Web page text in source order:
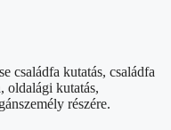
családfa kutatás, családfa
oldalági kutatás,
részére.